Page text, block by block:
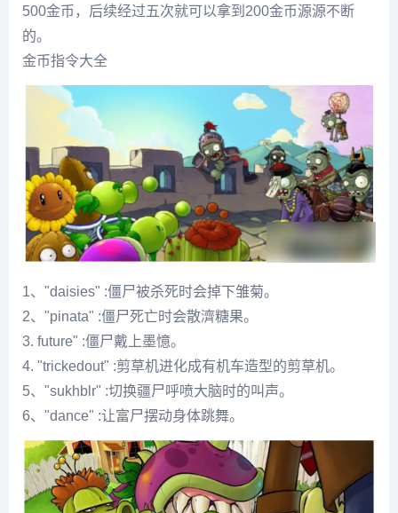
500金币，后续经过五次就可以拿到200金币源源不断
的。
金币指令大全
1、"daisies" :僵尸被杀死时会掉下雏菊。
2、"pinata" :僵尸死亡时会散濟糖果。
3. future" :僵尸戴上墨憶。
4. "trickedout" :剪草机进化成有机车造型的剪草机。
5、"sukhblr" :切换疆尸呼喷大脑时的叫声。
6、"dance" :让富尸摆动身体跳舞。